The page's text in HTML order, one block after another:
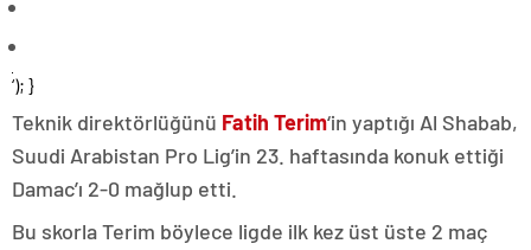
‘); }
Teknik direktörlüğünü Fatih Terim‘in yaptığı Al Shabab,
Suudi Arabistan Pro Lig’in 23. haftasında konuk ettiği
Damac’ı 2-0 mağlup etti.
Bu skorla Terim böylece ligde ilk kez üst üste 2 maç